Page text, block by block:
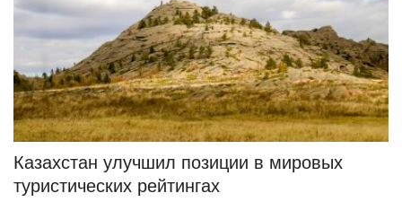
Казахстан улучшил позиции в мировых
туристических рейтингах